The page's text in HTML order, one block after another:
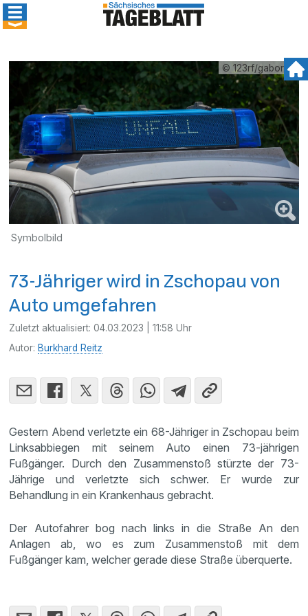
© 123rf/gabort71
Symbolbild
73-Jähriger wird in Zschopau von
Auto umgefahren
Zuletzt aktualisiert:04.03.2023 | 11:58 Uhr
Autor: Burkhard Reitz
Gestern Abend verletzte ein 68-Jähriger in Zschopau beim
Linksabbiegen mit seinem Auto einen 73-jährigen
Fußgänger. Durch den Zusammenstoß stürzte der 73-
Jährige und verletzte sich schwer. Er wurde zur
Behandlung in ein Krankenhaus gebracht.
Der Autofahrer bog nach links in die Straße An den
Anlagen ab, wo es zum Zusammenstoß mit dem
Fußgänger kam, welcher gerade diese Straße überquerte.